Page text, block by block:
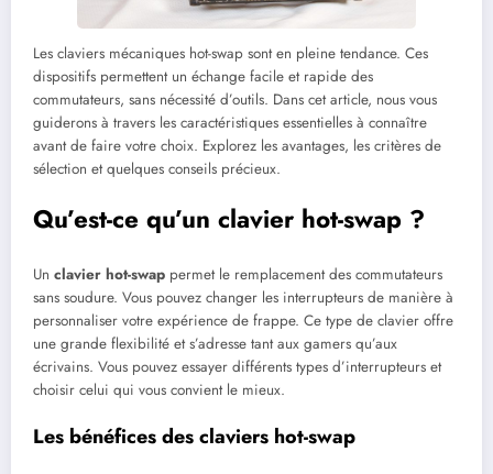
Les claviers mécaniques hot-swap sont en pleine tendance. Ces
dispositifs permettent un échange facile et rapide des
commutateurs, sans nécessité d’outils. Dans cet article, nous vous
guiderons à travers les caractéristiques essentielles à connaître
avant de faire votre choix. Explorez les avantages, les critères de
sélection et quelques conseils précieux.
Qu’est-ce qu’un clavier hot-swap ?
Un clavier hot-swap permet le remplacement des commutateurs
sans soudure. Vous pouvez changer les interrupteurs de manière à
personnaliser votre expérience de frappe. Ce type de clavier offre
une grande flexibilité et s’adresse tant aux gamers qu’aux
écrivains. Vous pouvez essayer différents types d’interrupteurs et
choisir celui qui vous convient le mieux.
Les bénéfices des claviers hot-swap